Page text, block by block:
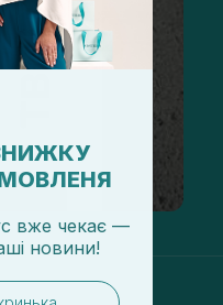
вже чекає —
новини!